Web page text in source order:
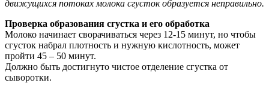
движущихся потоках молока сгусток образуется неправильно.
Проверка образования сгустка и его обработка
Молоко начинает сворачиваться через 12-15 минут, но чтобы
сгусток набрал плотность и нужную кислотность, может
пройти 45 – 50 минут.
Должно быть достигнуто чистое отделение сгустка от
сыворотки.